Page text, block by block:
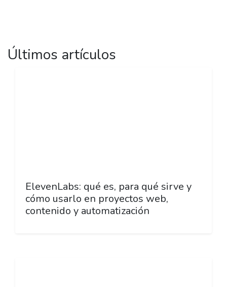
Últimos artículos
ElevenLabs: qué es, para qué sirve y
cómo usarlo en proyectos web,
contenido y automatización